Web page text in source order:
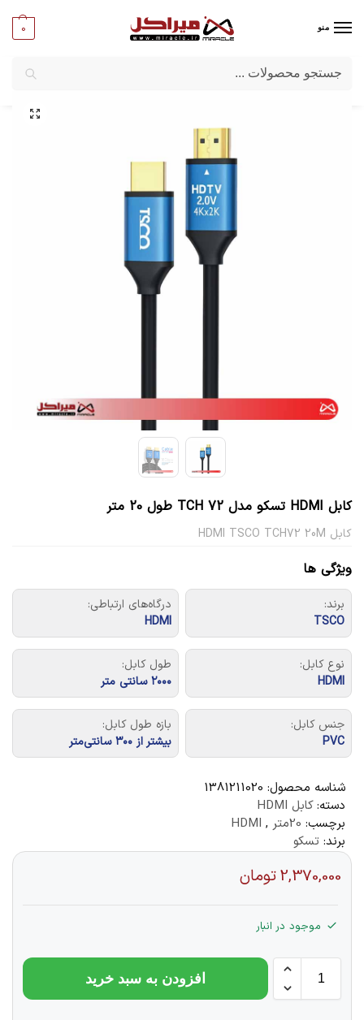
منو 0
میراکل/کامپیوتر/کابل/کابل HDMI
کابل HDMI تسکو مدل TCH 72 طول 20 متر
كابل HDMI TSCO TCH72 20M
ویژگی ها
برند:
TSCO
درگاه‌های ارتباطی:
HDMI
نوع کابل:
HDMI
طول کابل:
۲۰۰۰ سانتی متر
جنس کابل:
PVC
بازه طول کابل:
بیشتر از ۳۰۰ سانتی‌متر
شناسه محصول: 1381211020
دسته:کابل HDMI
برچسب: 20متر ,
HDMI
برند: تسکو
2,370,000تومان
موجود در انبار
افزودن به سبد خرید